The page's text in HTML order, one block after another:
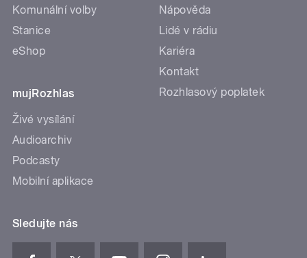
Komunální volby
Stanice
eShop
mujRozhlas
Živé vysílání
Audioarchiv
Podcasty
Mobilní aplikace
Nápověda
Lidé v rádiu
Kariéra
Kontakt
Rozhlasový poplatek
Sledujte nás